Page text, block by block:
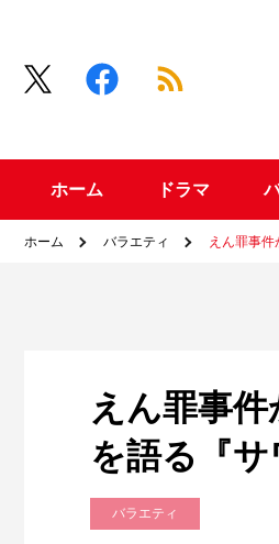
ホーム ドラマ
ホーム バラエティ えん罪事
えん罪事
を語る『
バラエティ